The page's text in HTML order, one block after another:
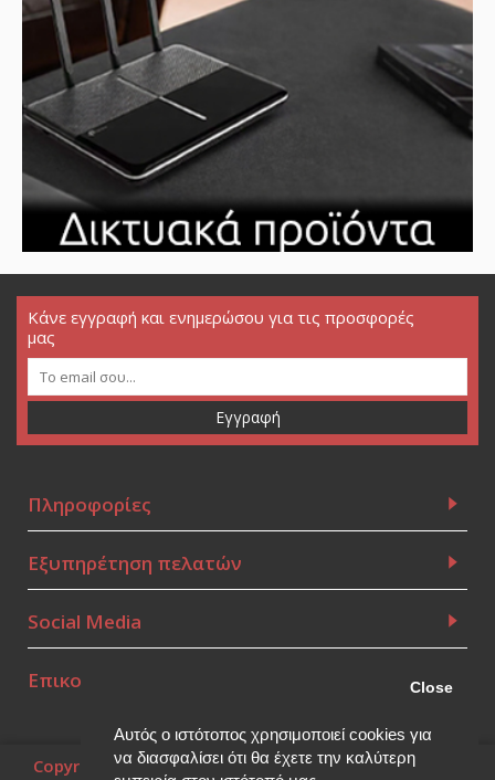
Αυτός ο ιστότοπος χρησιμοποιεί cookies για
να διασφαλίσει ότι θα έχετε την καλύτερη
Close
Κάνε εγγραφή και ενημερώσου για τις προσφορές
μας
Εγγραφή
Πληροφορίες
Εξυπηρέτηση πελατών
Social Media
Επικοινωνία
Copyright © 2010~2026, (Powered byThink Open